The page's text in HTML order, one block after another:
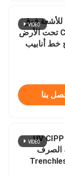
للأشعة فوق
البنفسجية معدات CIPP تحت الأرض
خط أنابيب
بنا
Bluelight LED مصباح UV CIPP
الصرف